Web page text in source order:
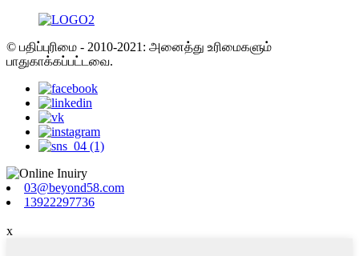
© பதிப்புரிமை - 2010-2021: அனைத்து உரிமைகளும்
பாதுகாக்கப்பட்டவை.
03@beyond58.com
13922297736
x